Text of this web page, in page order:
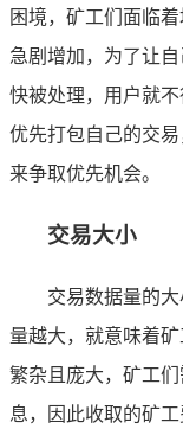
困境，矿工们面临
急剧增加，为了让
快被处理，用户就
优先打包自己的交
来争取优先机会。
交易大小
交易数据量的
量越大，就意味着
繁杂且庞大，矿工
息，因此收取的矿